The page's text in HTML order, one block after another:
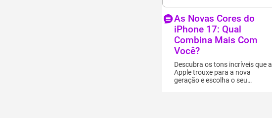
As Novas Cores do
iPhone 17: Qual
Combina Mais Com
Você?
Descubra os tons incríveis que a
Apple trouxe para a nova
geração e escolha o seu